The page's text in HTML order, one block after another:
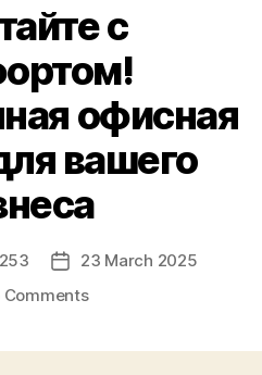
с
офисная
вашего
Post23 March 2025
Commentson